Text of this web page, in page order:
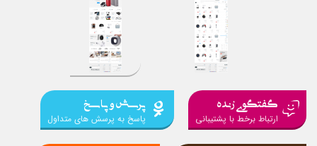
گفتگوی زنده
ارتباط برخط با پشتیبانی
پرسش و پاسخ
پاسخ به پرسش های متداول